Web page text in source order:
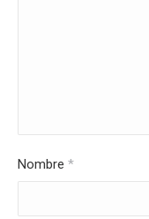
Nombre *